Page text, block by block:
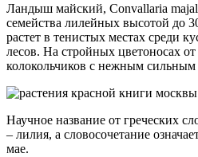
Ландыш майский, Convallaria
семейства лилейных высотой до
растет в тенистых местах среди
лесов. На стройных цветоносах
колокольчиков с нежным сильным
Научное название от греческих
– лилия, а словосочетание
мае.